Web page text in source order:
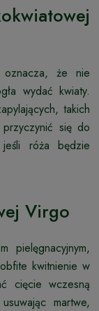
że nie
wydać kwiaty.
takich
się do
róża będzie
Virgo
pielęgnacyjnym,
kwitnienie w
cięcie wczesną
martwe,